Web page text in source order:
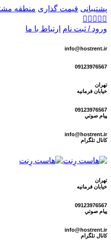
پشتیبانی قیمت گذاری منطقه
ورود / ثبت نام ارتباط با ما
info@hostrent.ir
09123976567
تهران
خیابان فرمانيه
09123976567
پيام صوتي
info@hostrent.ir
كانال تلگرام
تهران
خیابان فرمانيه
09123976567
پيام صوتي
info@hostrent.ir
كانال تلگرام